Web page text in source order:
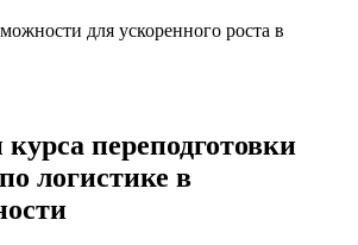
для ускоренного роста в
переподготовки
логистике в